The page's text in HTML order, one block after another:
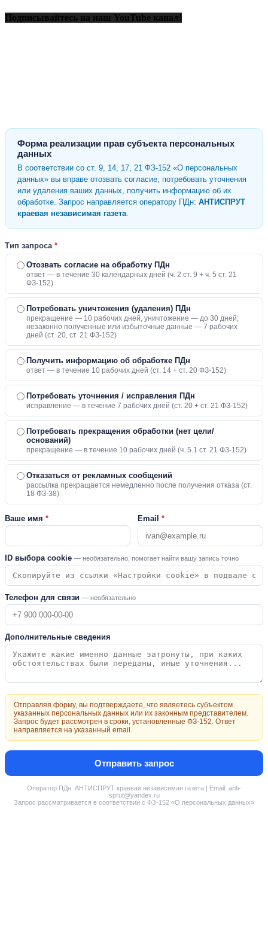
Подписывайтесь на наш YouTube канал!
Форма реализации прав субъекта персональных
данных
В соответствии со ст. 9, 14, 17, 21 ФЗ-152 «О персональных
данных» вы вправе отозвать согласие, потребовать уточнения
или удаления ваших данных, получить информацию об их
обработке. Запрос направляется оператору ПДн: АНТИСПРУТ
краевая независимая газета.
Тип запроса *
Отозвать согласие на обработку ПДн
ответ — в течение 30 календарных дней (ч. 2 ст. 9 + ч. 5 ст. 21
ФЗ-152)
Потребовать уничтожения (удаления) ПДн
прекращение — 10 рабочих дней, уничтожение — до 30 дней;
незаконно полученные или избыточные данные — 7 рабочих
дней (ст. 20, ст. 21 ФЗ-152)
Получить информацию об обработке ПДн
ответ — в течение 10 рабочих дней (ст. 14 + ст. 20 ФЗ-152)
Потребовать уточнения / исправления ПДн
исправление — в течение 7 рабочих дней (ст. 20 + ст. 21 ФЗ-152)
Потребовать прекращения обработки (нет цели/
оснований)
прекращение — в течение 10 рабочих дней (ч. 5.1 ст. 21 ФЗ-152)
Отказаться от рекламных сообщений
рассылка прекращается немедленно после получения отказа (ст.
18 ФЗ-38)
Ваше имя * Email *
ID выбора cookie — необязательно, помогает найти вашу запись точно
Телефон для связи — необязательно
Дополнительные сведения
Отправляя форму, вы подтверждаете, что являетесь субъектом
указанных персональных данных или их законным представителем.
Запрос будет рассмотрен в сроки, установленные ФЗ-152. Ответ
направляется на указанный email.
Отправить запрос
Оператор ПДн: АНТИСПРУТ краевая независимая газета | Email: anti-
sprut@yandex.ru
Запрос рассматривается в соответствии с ФЗ-152 «О персональных данных»